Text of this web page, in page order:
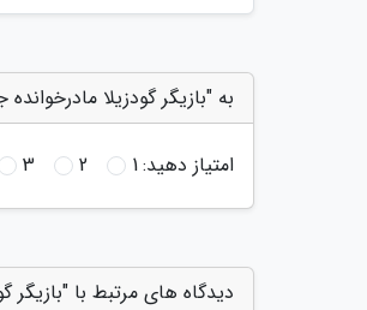
به "بازیگر گودزیلا مادرخوانده جشنواره
امتیاز دهید:1
2
3
دیدگاه های مرتبط با "بازیگر